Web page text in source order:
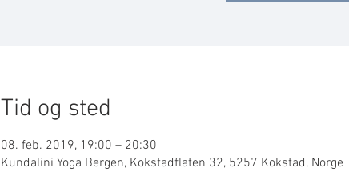
Tid og sted
08. feb. 2019, 19:00 – 20:30
Kundalini Yoga Bergen, Kokstadflaten 32, 5257 Kokstad, Norge